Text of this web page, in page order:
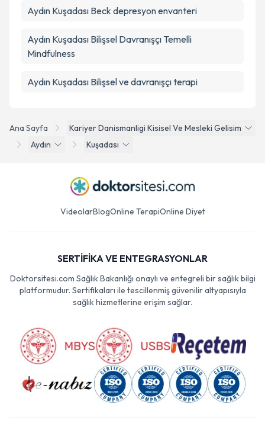
Ana Sayfa
Kariyer Danismanligi Kisisel Ve Mesleki Gelisim
Aydın
Kuşadası
Aydın Kuşadası Beck depresyon envanteri
Aydın Kuşadası Bilişsel Davranışçı Temelli
Mindfulness
Aydın Kuşadası Bilişsel ve davranışçı terapi
VideolarBlogOnline TerapiOnline Diyet
SERTİFİKA VE ENTEGRASYONLAR
Doktorsitesi.com Sağlık Bakanlığı onaylı ve entegreli bir sağlık bilgi
platformudur. Sertifikaları ile tescillenmiş güvenilir altyapısıyla
sağlık hizmetlerine erişim sağlar.